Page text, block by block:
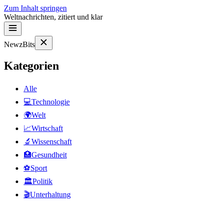
Zum Inhalt springen
Weltnachrichten, zitiert und klar
NewzBits
Kategorien
Alle
💻Technologie
🌍Welt
📈Wirtschaft
🔬 Wissenschaft
🏥Gesundheit
⚽Sport
🏛Politik
🎬Unterhaltung